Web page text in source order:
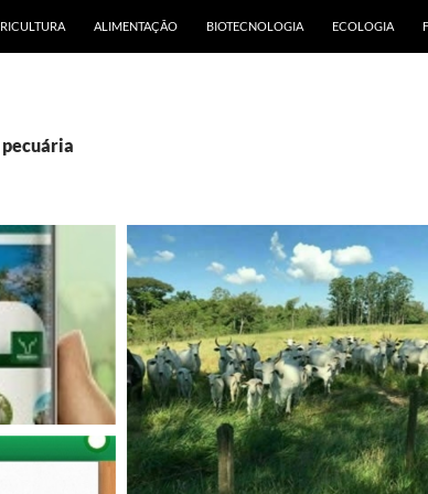
ALIMENTAÇÃO BIOTECNOLOGIA ECOLOGIA